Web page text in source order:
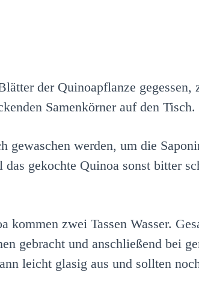
der Quinoapflanze
Samenkörner auf den Tisch.
werden, um die
gekochte Quinoa sonst bitter
zwei Tassen Wasser.
gebracht und anschließend bei
leicht glasig aus und sollten